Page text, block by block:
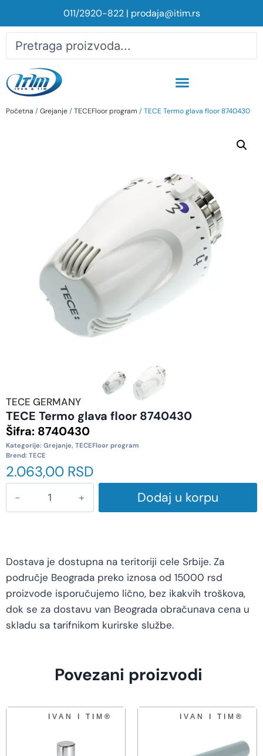
011/2920-822| prodaja@itim.rs
Početna /Grejanje/TECEFloor program / TECE Termo glava floor 8740430
TECE GERMANY
TECE Termo glava floor 8740430
Šifra: 8740430
Kategorije: Grejanje, TECEFloor program
Brend: TECE
2.063,00 RSD
Dodaj u korpu
Dostava je dostupna na teritoriji cele Srbije. Za
područje Beograda preko iznosa od 15000 rsd
proizvode isporučujemo lično, bez ikakvih troškova,
dok se za dostavu van Beograda obračunava cena u
skladu sa tarifnikom kurirske službe.
Povezani proizvodi